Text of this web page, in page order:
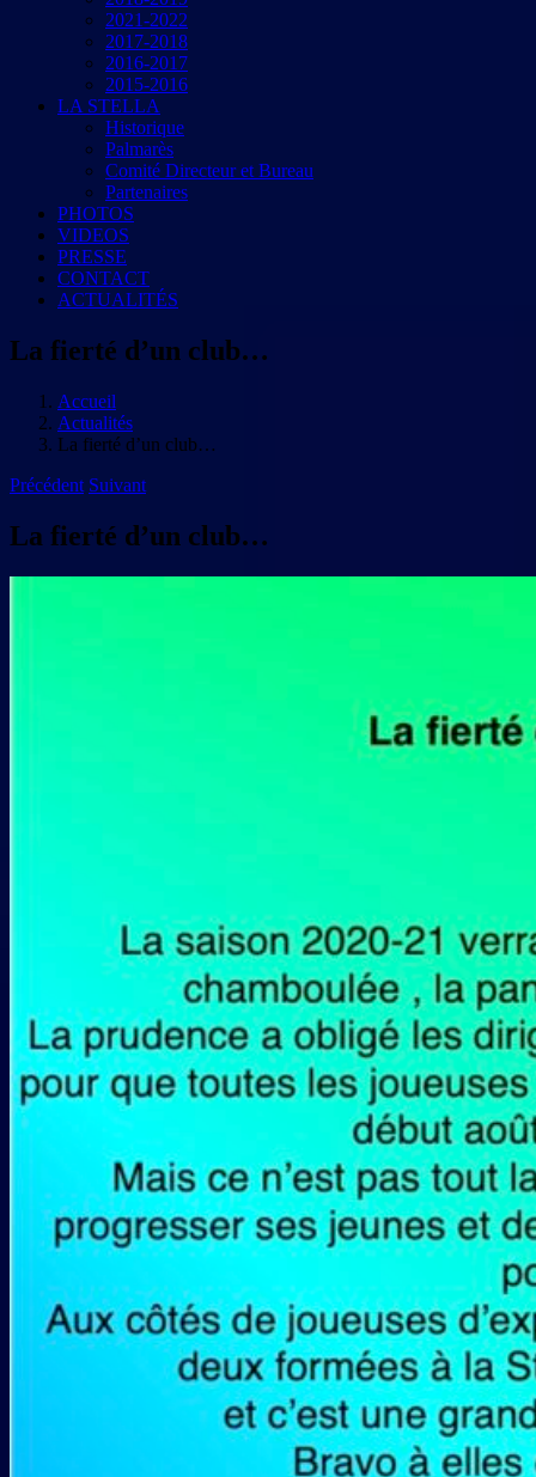
2021-2022
2017-2018
2016-2017
2015-2016
LA STELLA
Historique
Palmarès
Comité Directeur et Bureau
Partenaires
PHOTOS
VIDEOS
PRESSE
CONTACT
ACTUALITÉS
La fierté d’un club…
Accueil
Actualités
La fierté d’un club…
Précédent Suivant
La fierté d’un club…